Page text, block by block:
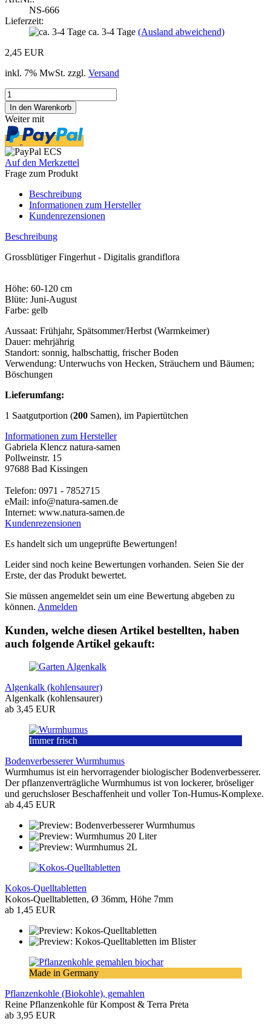
NS-666
Lieferzeit:
ca. 3-4 Tage (Ausland abweichend)
2,45 EUR
inkl. 7% MwSt. zzgl. Versand
Weiter mit
Auf den Merkzettel
Frage zum Produkt
Beschreibung
Informationen zum Hersteller
Kundenrezensionen
Beschreibung
Grossblütiger Fingerhut - Digitalis grandiflora
Höhe: 60-120 cm
Blüte: Juni-August
Farbe: gelb
Aussaat: Frühjahr, Spätsommer/Herbst (Warmkeimer)
Dauer: mehrjährig
Standort: sonnig, halbschattig, frischer Boden
Verwendung: Unterwuchs von Hecken, Sträuchern und Bäumen;
Böschungen
Lieferumfang:
1 Saatgutportion (200 Samen), im Papiertütchen
Informationen zum Hersteller
Gabriela Klencz natura-samen
Pollweinstr. 15
97688 Bad Kissingen
Telefon: 0971 - 7852715
eMail: info@natura-samen.de
Internet: www.natura-samen.de
Kundenrezensionen
Es handelt sich um ungeprüfte Bewertungen!
Leider sind noch keine Bewertungen vorhanden. Seien Sie der
Erste, der das Produkt bewertet.
Sie müssen angemeldet sein um eine Bewertung abgeben zu
können. Anmelden
Kunden, welche diesen Artikel bestellten, haben
auch folgende Artikel gekauft:
Algenkalk (kohlensaurer)
Algenkalk (kohlensaurer)
ab 3,45 EUR
Immer frisch
Bodenverbesserer Wurmhumus
Wurmhumus ist ein hervorragender biologischer Bodenverbesserer.
Der pflanzenverträgliche Wurmhumus ist von lockerer, bröseliger
und geruchsloser Beschaffenheit und voller Ton-Humus-Komplexe.
ab 4,45 EUR
Kokos-Quelltabletten
Kokos-Quelltabletten, Ø 36mm, Höhe 7mm
ab 1,45 EUR
Made in Germany
Pflanzenkohle (Biokohle), gemahlen
Reine Pflanzenkohle für Kompost & Terra Preta
ab 3,95 EUR